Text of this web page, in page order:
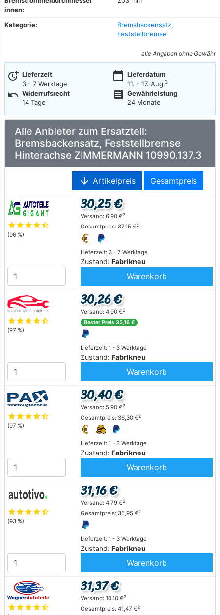
innen:
Kategorie:
Bremsbackensatz,
Feststellbremse
alle Angaben ohne Gewähr
more_time Lieferzeit
3 - 7 Werktage
calendar_today Lieferdatum
11. - 17. Aug.3
undo Widerrufsrecht
14 Tage
receipt
Gewährleistung
24 Monate
Alle Anbieter zum Ersatzteil:
Bremsbackensatz, Feststellbremse
Hinterachse ZIMMERMANN 10990.137.3
arrow_downward Artikelpreis Gesamtpreis
starstarstarstarstar_half
(96 %)
Lieferzeit: 3 - 7 Werktage
Zustand: Fabrikneu
30,25 €
Versand: 6,90 €2
Gesamtpreis: 37,15 €2
Warenkorb
starstarstarstarstar_half
(97 %)
Lieferzeit: 1 - 3 Werktage
Zustand: Fabrikneu
30,26 €
Versand: 4,90 €2
Bester Preis 35,16 €
Warenkorb
starstarstarstarstar_half
(97 %)
Lieferzeit: 1 - 3 Werktage
Zustand: Fabrikneu
30,40 €
Versand: 5,90 €2
Gesamtpreis: 36,30 €2
Warenkorb
starstarstarstarstar_half
(93 %)
Lieferzeit: 1 - 3 Werktage
Zustand: Fabrikneu
31,16 €
Versand: 4,79 €2
Gesamtpreis: 35,95 €2
Warenkorb
starstarstarstarstar_half
31,37 €
Versand: 10,10 €2
Gesamtpreis: 41,47 €2